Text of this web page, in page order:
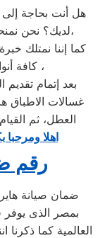
هل أنت بحاجة
لديك؟ نحن نمنحك خدمة الصيانة الفورية التي ترغب بها،
كافة أنواع غسالات الأطباق هاير بني عبيد ،
بعد إتمام تقديم
غسالات الاطباق
العطل، ثم
اهلا ومرحبا
رقم
ضمان صيانة
بمصر الذى
العالمية كما ذكرنا